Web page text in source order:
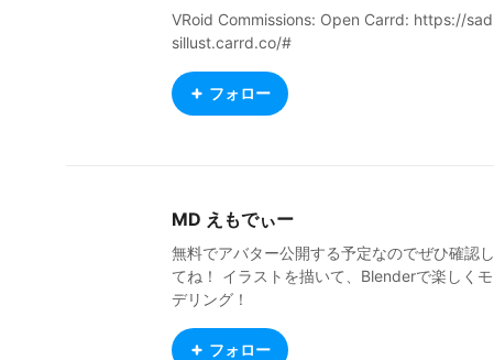
VRoid Commissions: Open Carrd: https://sad
sillust.carrd.co/#
フォロー
MD えもでぃー
無料でアバター公開する予定なのでぜひ確認し
てね！ イラストを描いて、Blenderで楽しくモ
デリング！
フォロー